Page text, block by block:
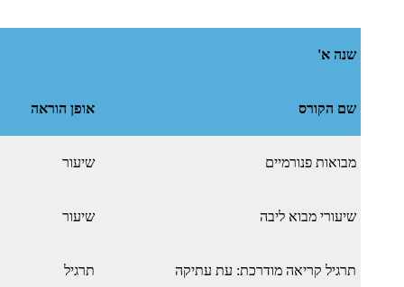
שנה א'
שם הקורס אופן הוראה
מבואות פנורמיים שיעור
שיעורי מבוא ליבה שיעור
תרגיל קריאה מודרכת: עת עתיקה תרגיל